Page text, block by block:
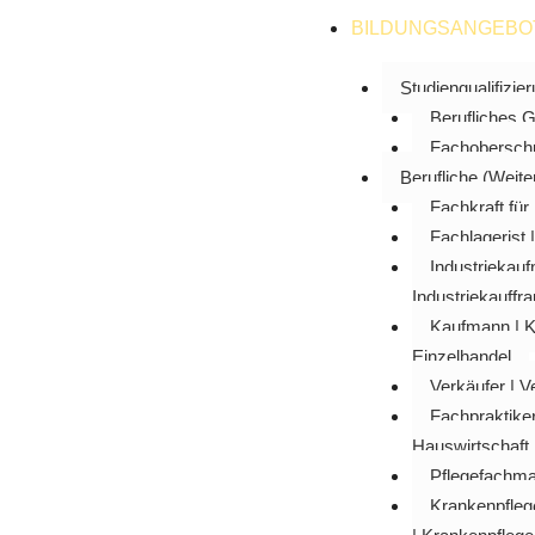
Berufliches
Berufliche
Fachkraft für
Fachlagerist
Kaufmann |
Einzelhandel
Verkäufer |
Hauswirtschaft